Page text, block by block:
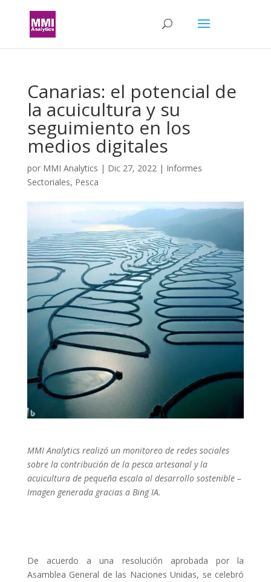
Canarias: el potencial de
la acuicultura y su
seguimiento en los
medios digitales
por MMI Analytics | Dic 27, 2022| Informes
Sectoriales, Pesca
MMI Analytics realizó un monitoreo de redes sociales
sobre la contribución de la pesca artesanal y la
acuicultura de pequeña escala al desarrollo sostenible –
Imagen generada gracias a Bing IA.
De acuerdo a una resolución aprobada por la
Asamblea General de las Naciones Unidas, se celebró